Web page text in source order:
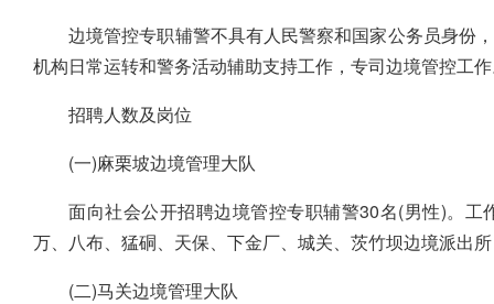
边境管控专职辅警不具有人民警察和国家公务员身份
机构日常运转和警务活动辅助支持工作，专司边境管控工
招聘人数及岗位
(一)麻栗坡边境管理大队
面向社会公开招聘边境管控专职辅警30名(男性)。
万、八布、猛硐、天保、下金厂、城关、茨竹坝边境派出
(二)马关边境管理大队